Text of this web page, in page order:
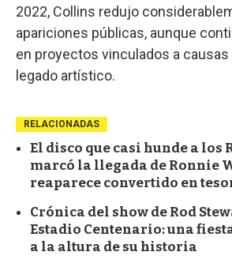
2022, Collins redujo
apariciones públicas, aunque
en proyectos vinculados a
legado artístico.
RELACIONADAS
El disco que casi hunde a los
marcó la llegada de Ronnie
reaparece convertido en
Crónica del show de Rod
Estadio Centenario: una
a la altura de su historia